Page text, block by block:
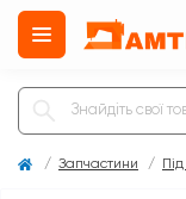
Запчастини